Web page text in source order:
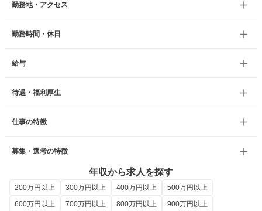
勤務地・アクセス
勤務時間・休日
給与
待遇・福利厚生
仕事の特徴
募集・選考の特徴
年収から求人を探す
200万円以上 300万円以上 400万円以上
500万円以上
600万円以上
700万円以上 800万円以上 900万円以上